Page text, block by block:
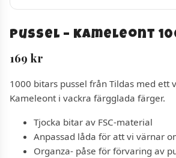
Pussel – Kameleont
169 kr
1000 bitars pussel från Tildas med ett
Kameleont i vackra färgglada färger.
Tjocka bitar av FSC-material
Anpassad låda för att vi värnar
Organza- påse för förvaring av